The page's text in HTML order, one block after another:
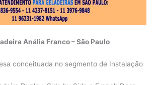
Anália Franco – São Paulo
conceituada no segmento de Instalação